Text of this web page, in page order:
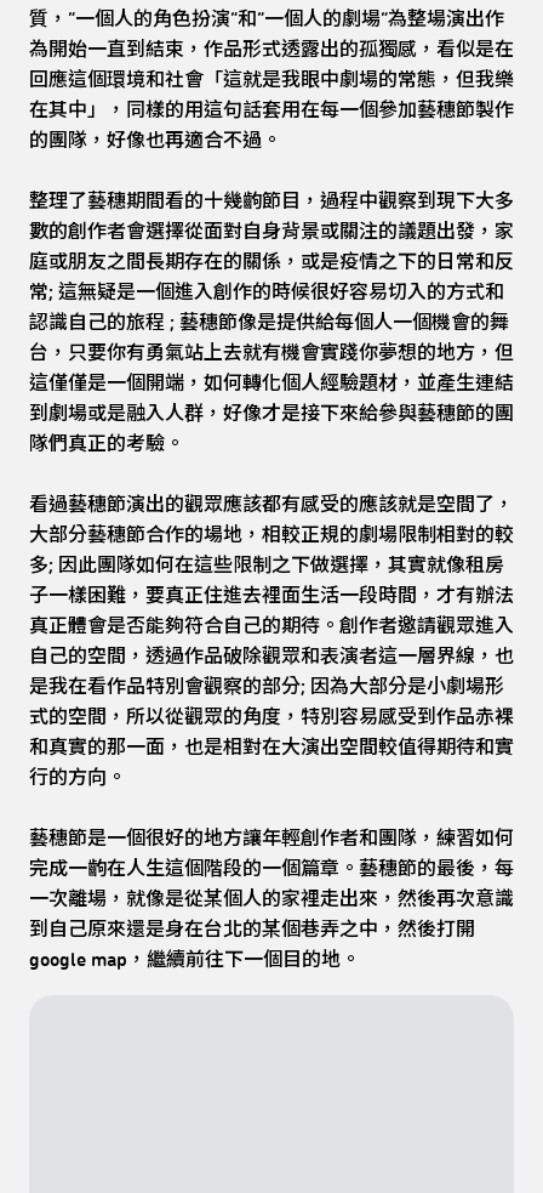
質，“一個人的角色扮演”和“一個人的劇場”為整場演出作
為開始一直到結束，作品形式透露出的孤獨感，看似是在
回應這個環境和社會「這就是我眼中劇場的常態，但我樂
在其中」，同樣的用這句話套用在每一個參加藝穗節製作
的團隊，好像也再適合不過。
整理了藝穗期間看的十幾齣節目，過程中觀察到現下大多
數的創作者會選擇從面對自身背景或關注的議題出發，家
庭或朋友之間長期存在的關係，或是疫情之下的日常和反
常; 這無疑是一個進入創作的時候很好容易切入的方式和
認識自己的旅程 ; 藝穗節像是提供給每個人一個機會的舞
台，只要你有勇氣站上去就有機會實踐你夢想的地方，但
這僅僅是一個開端，如何轉化個人經驗題材，並產生連結
到劇場或是融入人群，好像才是接下來給參與藝穗節的團
隊們真正的考驗。
看過藝穗節演出的觀眾應該都有感受的應該就是空間了，
大部分藝穗節合作的場地，相較正規的劇場限制相對的較
多; 因此團隊如何在這些限制之下做選擇，其實就像租房
子一樣困難，要真正住進去裡面生活一段時間，才有辦法
真正體會是否能夠符合自己的期待。創作者邀請觀眾進入
自己的空間，透過作品破除觀眾和表演者這一層界線，也
是我在看作品特別會觀察的部分; 因為大部分是小劇場形
式的空間，所以從觀眾的角度，特別容易感受到作品赤裸
和真實的那一面，也是相對在大演出空間較值得期待和實
行的方向。
藝穗節是一個很好的地方讓年輕創作者和團隊，練習如何
完成一齣在人生這個階段的一個篇章。藝穗節的最後，每
一次離場，就像是從某個人的家裡走出來，然後再次意識
到自己原來還是身在台北的某個巷弄之中，然後打開
google map，繼續前往下一個目的地。